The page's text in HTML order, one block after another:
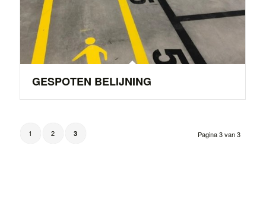
GESPOTEN BELIJNING
Pagina 3 van 3
1 2 3